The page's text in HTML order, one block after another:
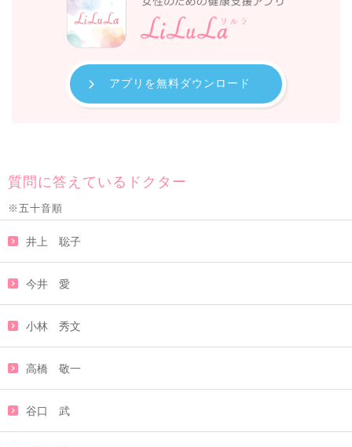
アプリを無料ダウンロード
質問に答えているドクター
※五十音順
井上 聡子
今井 愛
小林 秀文
高橋 敬一
谷口 武